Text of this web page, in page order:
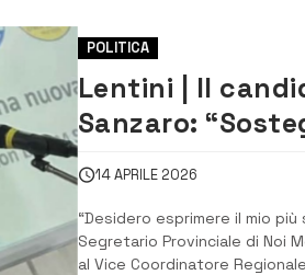
POLITICA
Lentini | Il
Sanzaro:
rappresenta un
importante”
14 APRILE 2026
“Desidero esprimere il mio
Segretario Provinciale di Noi
al Vice Coordinatore